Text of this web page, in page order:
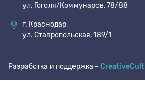
ул. Гоголя/Коммунаров, 78/88
г. Краснодар,
ул. Ставропольская, 189/1
Разработка и поддержка - CreativeCult
Растяжитель и Очиститель
Рожки